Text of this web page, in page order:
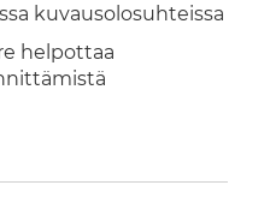
kuvausolosuhteissa
helpottaa